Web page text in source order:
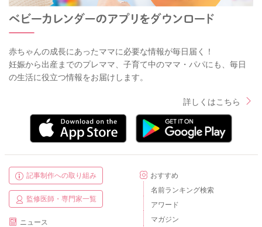
赤ちゃんの成長にあったママに必要な情報が毎日届く！
妊娠から出産までのプレママ、子育て中のママ・パパにも、毎日
の生活に役立つ情報をお届けします。
詳しくはこちら
記事制作への取り組み
監修医師・専門家一覧
ニュース
おすすめ
名前ランキング検索
アワード
マガジン